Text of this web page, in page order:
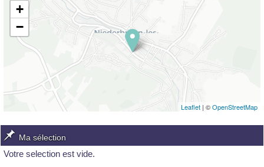
+
−
Leaflet | ©OpenStreetMap
Ma sélection
Votre selection est vide.